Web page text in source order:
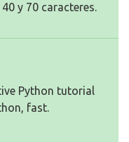
y 70 caracteres.
Python tutorial
fast.